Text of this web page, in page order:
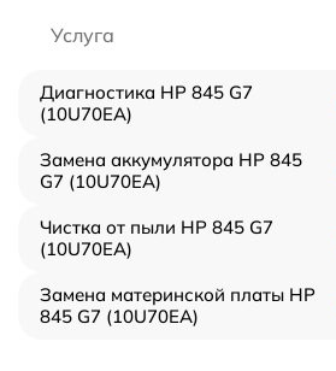
Услуга
Диагностика HP 845 G7
(10U70EA)
Замена аккумулятора HP 845
G7 (10U70EA)
Чистка от пыли HP 845 G7
(10U70EA)
Замена материнской платы HP
845 G7 (10U70EA)